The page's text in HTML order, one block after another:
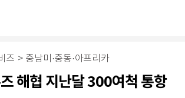
즈 > 중남미·중동·아프리카
해협 지난달 300여척 통항